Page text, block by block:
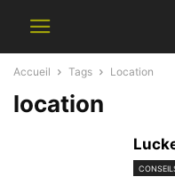
Accueil Tags Location
location